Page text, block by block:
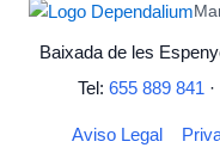
Baixada de les
Tel: 655 889 841
Aviso Legal